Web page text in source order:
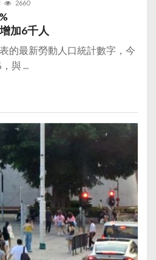
2660
加6千人
的最新勞動人口統計數字，今
與 ...